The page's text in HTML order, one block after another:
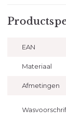
EAN
Materiaal
Afmetingen